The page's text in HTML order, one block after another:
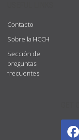
Contacto
Sobre la HCCH
Sección de
preguntas
frecuentes